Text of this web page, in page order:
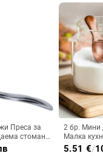
Преса за
стомана
за чесън
2 бр. Мини
Малка
подправки
5.51 €/